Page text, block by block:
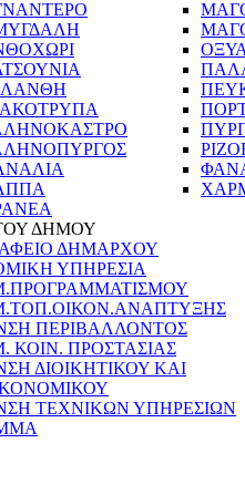
ΔΗΜΟΥ
ΔΗΜΑΡΧΟΥ
ΥΠΗΡΕΣΙΑ
ΠΕΡΙΒΑΛΛΟΝΤΟΣ
ΚΟΙΝ. ΠΡΟΣΤΑΣΙΑΣ
ΔΙΟΙΚΗΤΙΚΟΥ ΚΑΙ
ΤΕΧΝΙΚΩΝ ΥΠΗΡΕΣΙΩΝ